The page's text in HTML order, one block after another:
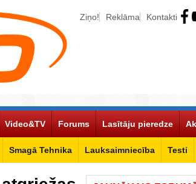
Ziņo! Reklāma Kontakti
Smagā Tehnika Lauksaimniecība Testi
Video&TV Forums Lasītāju pieredze